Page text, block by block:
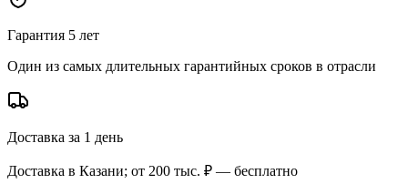
Гарантия 5 лет
Один из самых длительных гарантийных сроков в отрасли
Доставка за 1 день
Доставка в Казани; от 200 тыс. ₽ — бесплатно